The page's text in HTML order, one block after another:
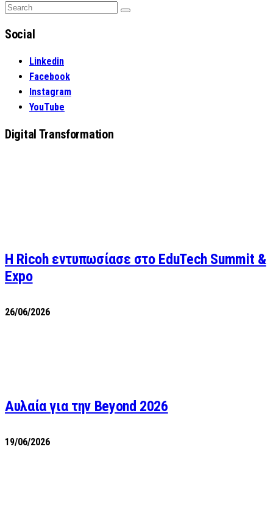
Search
Search
Social
Linkedin
Facebook
Instagram
YouTube
Digital Transformation
Η Ricoh εντυπωσίασε στο EduTech Summit &
Expo
26/06/2026
Αυλαία για την Beyond 2026
19/06/2026